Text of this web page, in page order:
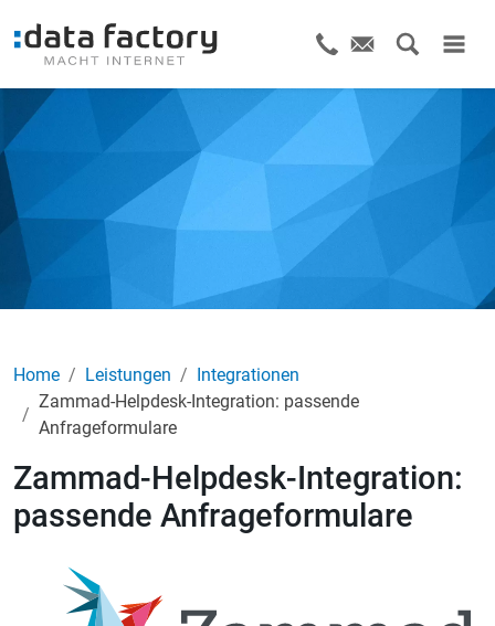
Home Leistungen
Integrationen
Zammad-Helpdesk-Integration: passende
Anfrageformulare
Zammad-Helpdesk-Integration:
passende Anfrageformulare